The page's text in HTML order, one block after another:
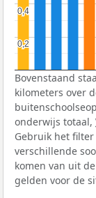
0,2
0,2
0,4
0,4
Bovenstaand
kilometers over
onderwijs totaal,
Gebruik het
verschillende
komen van uit
gelden voor de